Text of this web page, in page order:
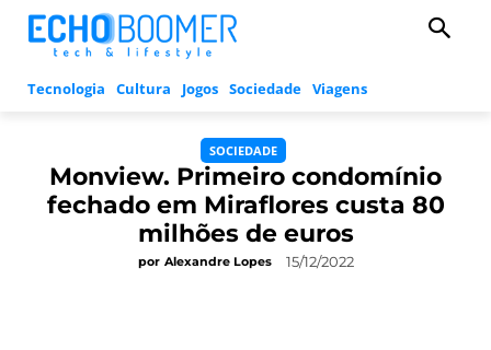
Tecnologia Cultura Jogos Sociedade Viagens
SOCIEDADE
Monview. Primeiro condomínio
fechado em Miraflores custa 80
milhões de euros
por Alexandre Lopes 15/12/2022